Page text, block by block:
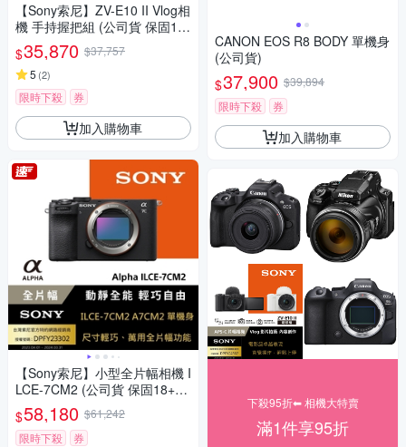
【Sony索尼】ZV-E10 II Vlog相
機 手持握把組 (公司貨 保固18
+6個月)
$35,870 $37,757
5 (2)
限時下殺 券
加入購物車
【Sony索尼】小型全片幅相機 I
LCE-7CM2 (公司貨 保固18+6
個月)
$58,180 $61,242
限時下殺
券
CANON EOS R8 BODY 單機身
(公司貨)
$37,900 $39,894
限時下殺
券
加入購物車
下殺95折⬅︎ 相機大特賣
滿1件享95折